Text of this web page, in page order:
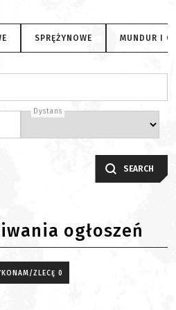
SPRĘŻYNOWE MUNDUR I
Dystans
SEARCH
ogłoszeń
ZLECĘ 0